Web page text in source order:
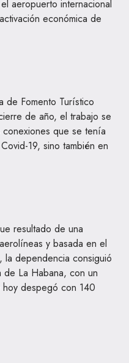
aeropuerto internacional
económica de
de Fomento Turístico
de año, el trabajo se
que se tenía
19, sino también en
resultado de una
y basada en el
la dependencia consiguió
La Habana, con un
despegó con 140